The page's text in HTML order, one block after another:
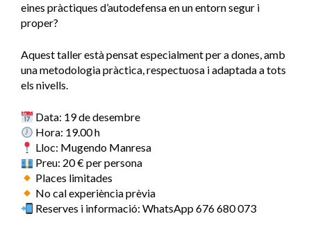
eines pràctiques d’autodefensa en un entorn segur i
proper?
Aquest taller està pensat especialment per a dones, amb
una metodologia pràctica, respectuosa i adaptada a tots
els nivells.
Data: 19 de desembre
Hora: 19.00 h
Lloc: Mugendo Manresa
Preu: 20 € per persona
Places limitades
No cal experiència prèvia
Reserves i informació: WhatsApp 676 680 073